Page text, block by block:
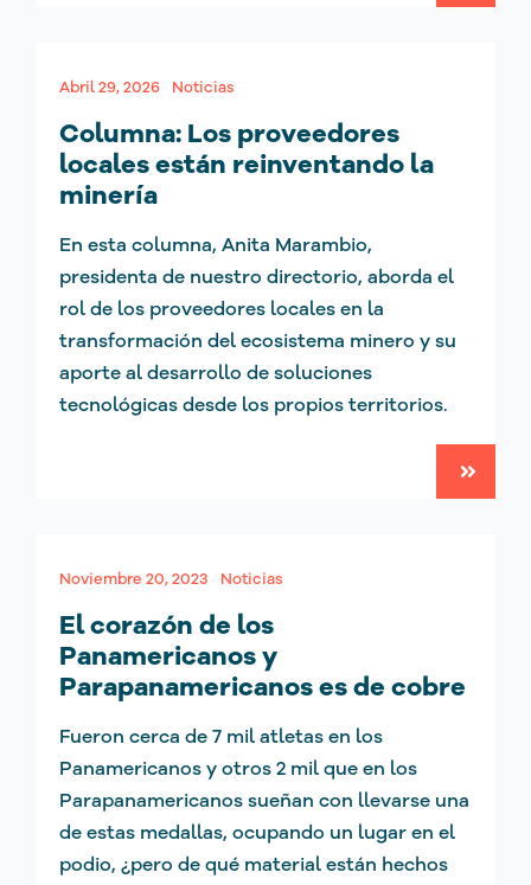
Abril 29, 2026 Noticias
Columna: Los proveedores
locales están reinventando la
minería
En esta columna, Anita Marambio,
presidenta de nuestro directorio, aborda el
rol de los proveedores locales en la
transformación del ecosistema minero y su
aporte al desarrollo de soluciones
tecnológicas desde los propios territorios.
Noviembre 20, 2023 Noticias
El corazón de los
Panamericanos y
Parapanamericanos es de cobre
Fueron cerca de 7 mil atletas en los
Panamericanos y otros 2 mil que en los
Parapanamericanos sueñan con llevarse una
de estas medallas, ocupando un lugar en el
podio, ¿pero de qué material están hechos